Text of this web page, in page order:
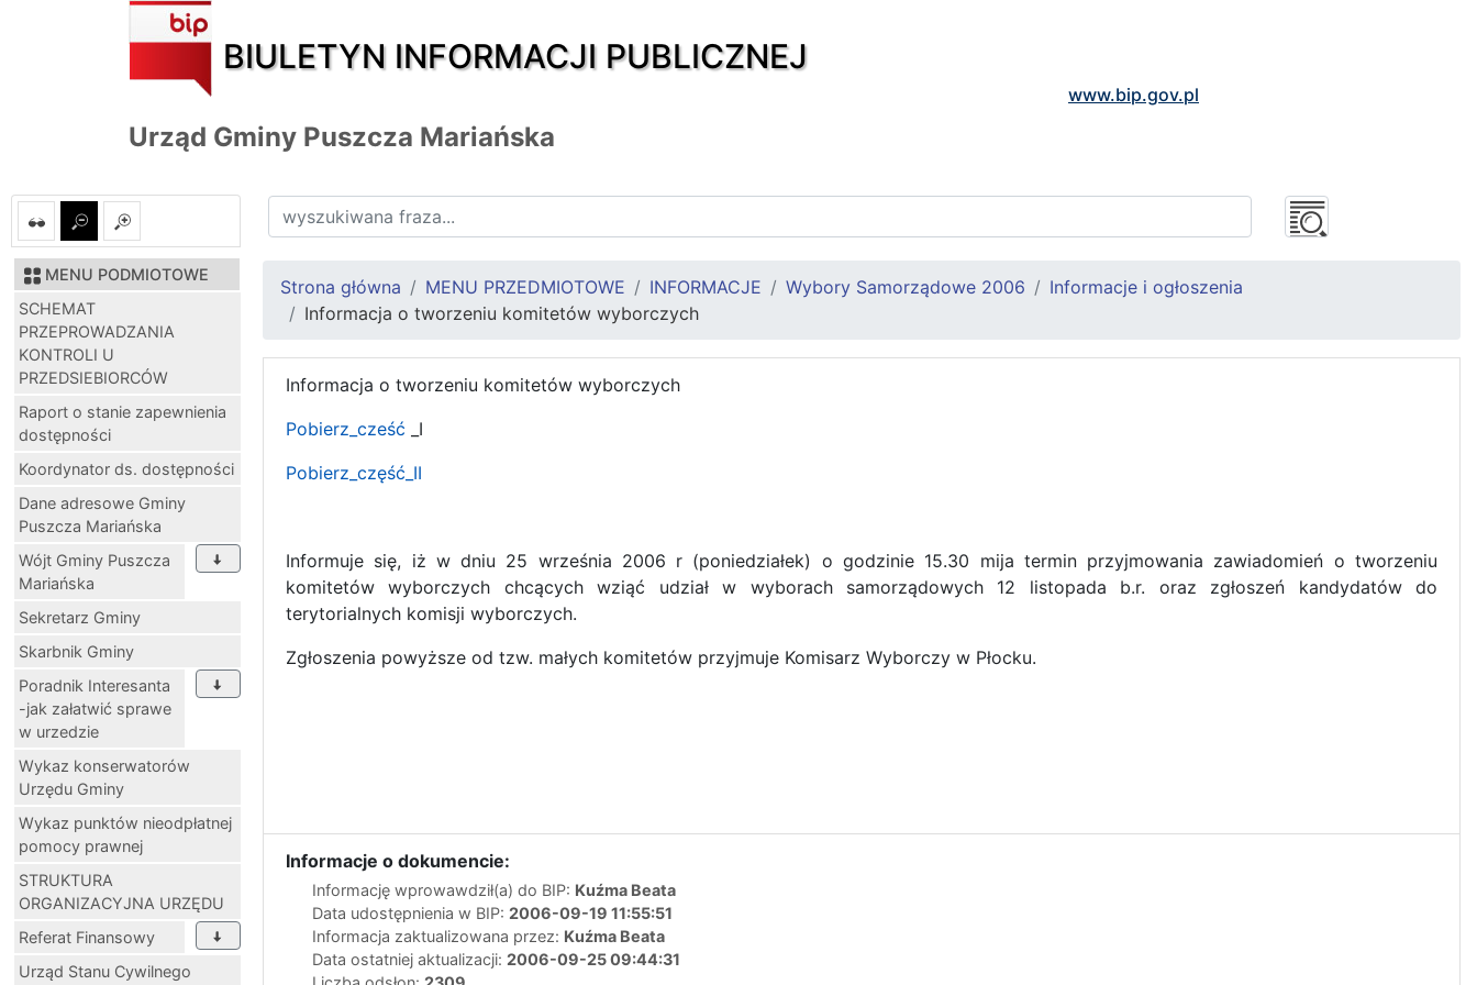
BIULETYN INFORMACJI PUBLICZNEJ
www.bip.gov.pl
Urząd Gminy Puszcza Mariańska
MENU PODMIOTOWE
SCHEMAT
PRZEPROWADZANIA
KONTROLI U
PRZEDSIEBIORCÓW
Raport o stanie zapewnienia
dostępności
Koordynator ds. dostępności
Dane adresowe Gminy
Puszcza Mariańska
Wójt Gminy Puszcza
Mariańska
Sekretarz Gminy
Skarbnik Gminy
Poradnik Interesanta
-jak załatwić sprawe
w urzedzie
Wykaz konserwatorów
Urzędu Gminy
Wykaz punktów nieodpłatnej
pomocy prawnej
STRUKTURA
ORGANIZACYJNA URZĘDU
Referat Finansowy
Urząd Stanu Cywilnego
Strona główna MENU PRZEDMIOTOWE INFORMACJE Wybory Samorządowe 2006
Informacje i ogłoszenia
Informacja o tworzeniu komitetów wyborczych
Informacja o tworzeniu komitetów wyborczych
Pobierz_cześć _I
Pobierz_część_II
Informuje się, iż w dniu 25 września 2006 r (poniedziałek) o godzinie 15.30 mija termin przyjmowania zawiadomień o tworzeniu
komitetów wyborczych chcących wziąć udział w wyborach samorządowych 12 listopada b.r. oraz zgłoszeń kandydatów do
terytorialnych komisji wyborczych.
Zgłoszenia powyższe od tzw. małych komitetów przyjmuje Komisarz Wyborczy w Płocku.
Informacje o dokumencie:
Informację wprowawdził(a) do BIP: Kuźma Beata
Data udostępnienia w BIP: 2006-09-19 11:55:51
Informacja zaktualizowana przez: Kuźma Beata
Data ostatniej aktualizacji: 2006-09-25 09:44:31